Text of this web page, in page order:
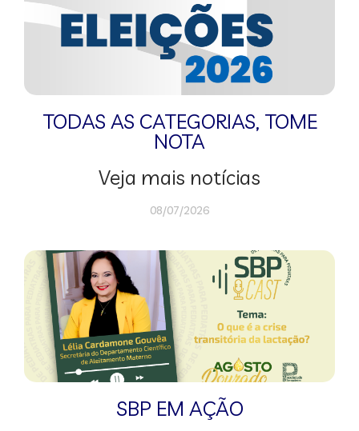
TODAS AS CATEGORIAS, TOME
NOTA
Veja mais notícias
08/07/2026
SBP EM AÇÃO